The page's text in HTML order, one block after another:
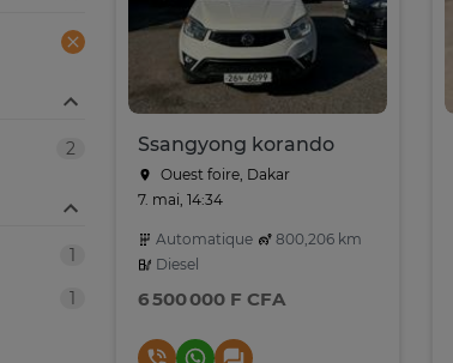
Ssangyong korando
Ouest foire, Dakar
7. mai, 14:34
Automatique
800,206 km
Diesel
6 500 000 F CFA
2
1
1